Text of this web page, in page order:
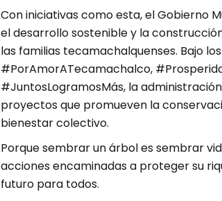
Con iniciativas como esta, el Gobierno
el desarrollo sostenible y la
las familias tecamachalquenses. Bajo
#PorAmorATecamachalco,
#JuntosLogramosMás, la
proyectos que promueven la
bienestar colectivo.
Porque sembrar un árbol es sembrar
acciones encaminadas a proteger su
futuro para todos.